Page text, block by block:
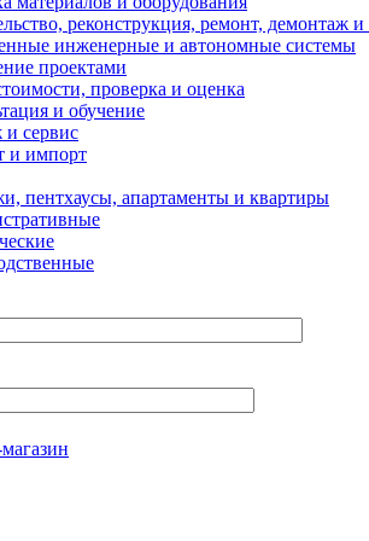
реконструкция, ремонт, демонтаж и
инженерные и автономные системы
проектами
проверка и оценка
и обучение
сервис
и импорт
пентхаусы, апартаменты и квартиры